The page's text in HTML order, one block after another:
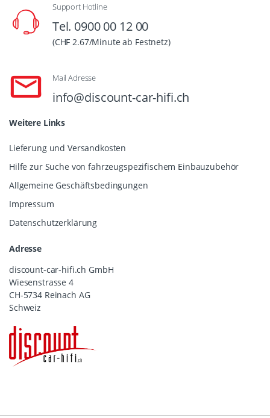
Support Hotline
Tel. 0900 00 12 00
(CHF 2.67/Minute ab Festnetz)
Mail Adresse
info@discount-car-hifi.ch
Weitere Links
Lieferung und Versandkosten
Hilfe zur Suche von fahrzeugspezifischem Einbauzubehör
Allgemeine Geschäftsbedingungen
Impressum
Datenschutzerklärung
Adresse
discount-car-hifi.ch GmbH
Wiesenstrasse 4
CH-5734 Reinach AG
Schweiz